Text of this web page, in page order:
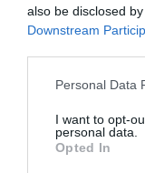
also be disclosed
Downstream
Personal Data
I want to opt-
personal data.
Opted In